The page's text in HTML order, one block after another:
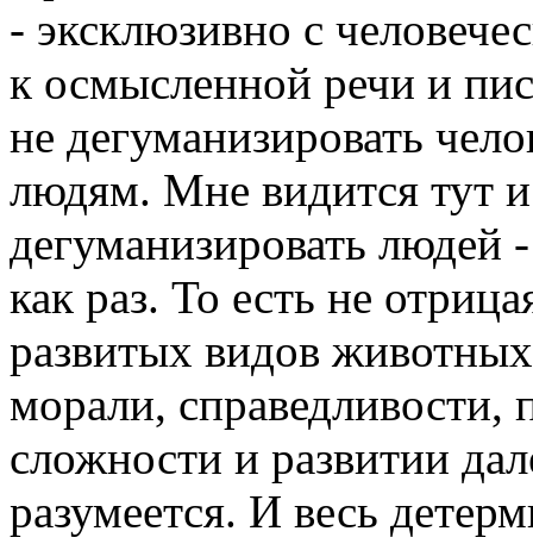
- эксклюзивно с
к осмысленной речи и
не дегуманизировать
людям. Мне видится тут
дегуманизировать
как раз. То есть не
развитых видов
морали, справедливости,
сложности и развитии
разумеется. И весь